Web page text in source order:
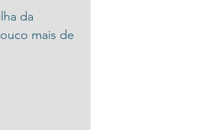
da
mais de